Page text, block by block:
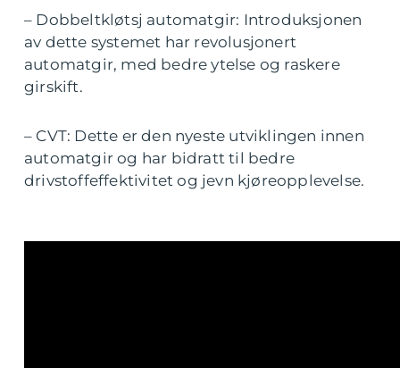
– Dobbeltkløtsj automatgir: Introduksjonen
av dette systemet har revolusjonert
automatgir, med bedre ytelse og raskere
girskift.
– CVT: Dette er den nyeste utviklingen innen
automatgir og har bidratt til bedre
drivstoffeffektivitet og jevn kjøreopplevelse.